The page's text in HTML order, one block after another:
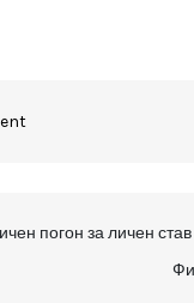
погон за личен